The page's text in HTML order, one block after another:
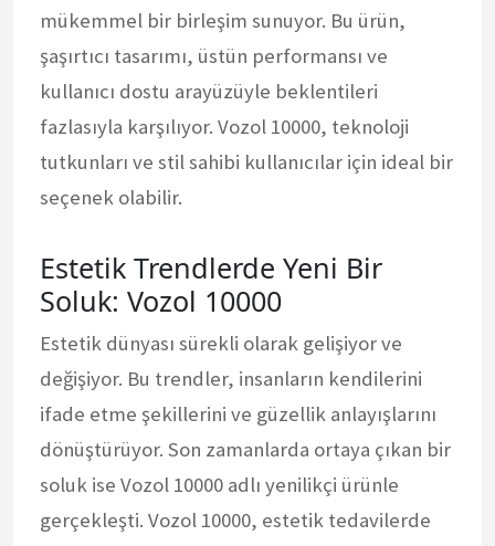
mükemmel bir birleşim sunuyor. Bu ürün,
şaşırtıcı tasarımı, üstün performansı ve
kullanıcı dostu arayüzüyle beklentileri
fazlasıyla karşılıyor. Vozol 10000, teknoloji
tutkunları ve stil sahibi kullanıcılar için ideal bir
seçenek olabilir.
Estetik Trendlerde Yeni Bir
Soluk: Vozol 10000
Estetik dünyası sürekli olarak gelişiyor ve
değişiyor. Bu trendler, insanların kendilerini
ifade etme şekillerini ve güzellik anlayışlarını
dönüştürüyor. Son zamanlarda ortaya çıkan bir
soluk ise Vozol 10000 adlı yenilikçi ürünle
gerçekleşti. Vozol 10000, estetik tedavilerde